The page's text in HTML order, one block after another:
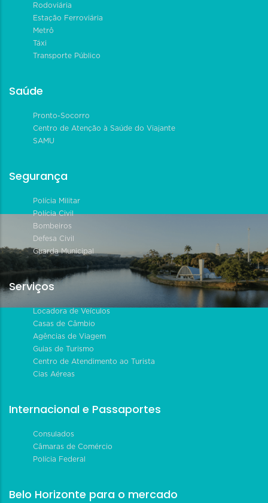
Rodoviária
Estação Ferroviária
Metrô
Táxi
Transporte Público
Saúde
Pronto-Socorro
Centro de Atenção à Saúde do Viajante
SAMU
Segurança
Polícia Militar
Polícia Civil
Bombeiros
Defesa Civil
Guarda Municipal
Serviços
Locadora de Veículos
Casas de Câmbio
Agências de Viagem
Guias de Turismo
Centro de Atendimento ao Turista
Cias Aéreas
Internacional e Passaportes
Consulados
Câmaras de Comércio
Polícia Federal
Belo Horizonte para o mercado